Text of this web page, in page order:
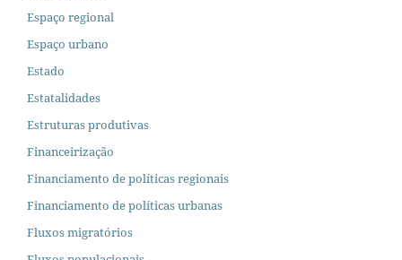
Espaço regional
Espaço urbano
Estado
Estatalidades
Estruturas produtivas
Financeirização
Financiamento de políticas regionais
Financiamento de políticas urbanas
Fluxos migratórios